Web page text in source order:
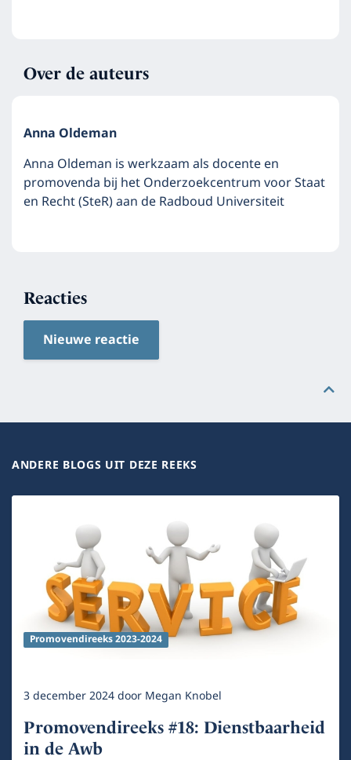
Over de auteurs
Anna Oldeman
Anna Oldeman is werkzaam als docente en
promovenda bij het Onderzoekcentrum voor Staat
en Recht (SteR) aan de Radboud Universiteit
Reacties
Nieuwe reactie
ANDERE BLOGS UIT DEZE REEKS
Promovendireeks 2023-2024
3 december 2024door Megan Knobel
Promovendireeks #18: Dienstbaarheid
in de Awb